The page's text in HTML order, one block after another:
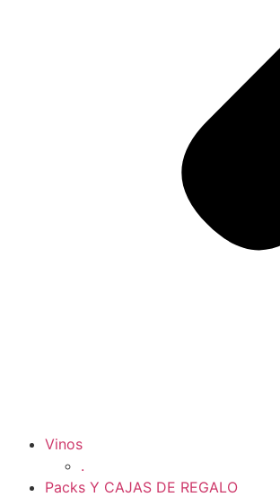
Vinos
.
Packs Y CAJAS DE REGALO